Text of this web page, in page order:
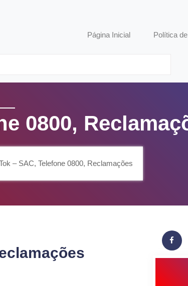
Página Inicial Política
0800,
– SAC, Telefone 0800, Reclamações